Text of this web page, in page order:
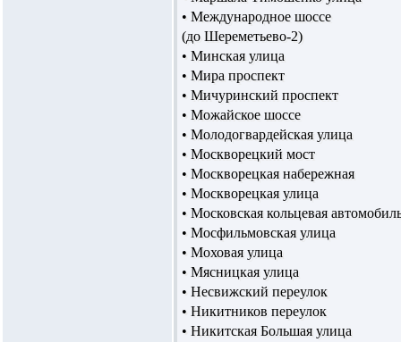
• Международное шоссе
(до Шереметьево-2)
• Минская улица
• Мира проспект
• Мичуринский проспект
• Можайское шоссе
• Молодогвардейская улица
• Москворецкий мост
• Москворецкая набережная
• Москворецкая улица
• Московская кольцевая
• Мосфильмовская улица
• Моховая улица
• Мясницкая улица
• Несвижский переулок
• Никитников переулок
• Никитская Большая улица